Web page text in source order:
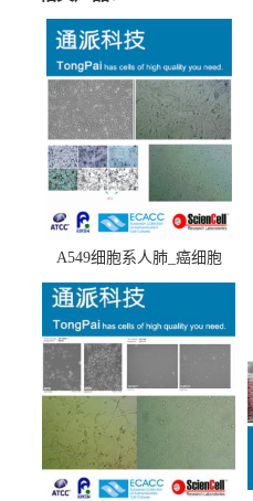
A549细胞系人肺_癌细胞
(A549细胞)